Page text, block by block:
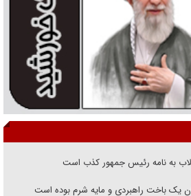
به نامه رئیس جمهور کذب است
یک باخت راهبردی و مایه شرم بوده است